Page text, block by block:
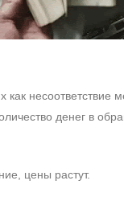
несоответствие
денег в
цены растут.